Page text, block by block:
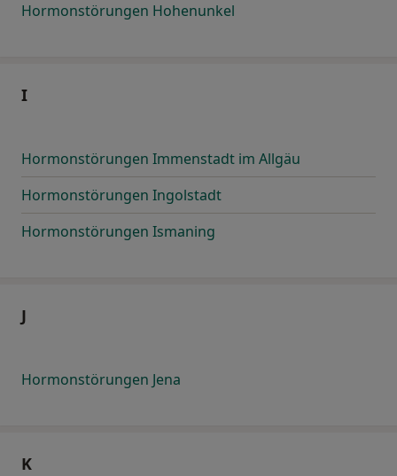
Hormonstörungen Hohenunkel
I
Hormonstörungen Immenstadt im Allgäu
Hormonstörungen Ingolstadt
Hormonstörungen Ismaning
J
Hormonstörungen Jena
K